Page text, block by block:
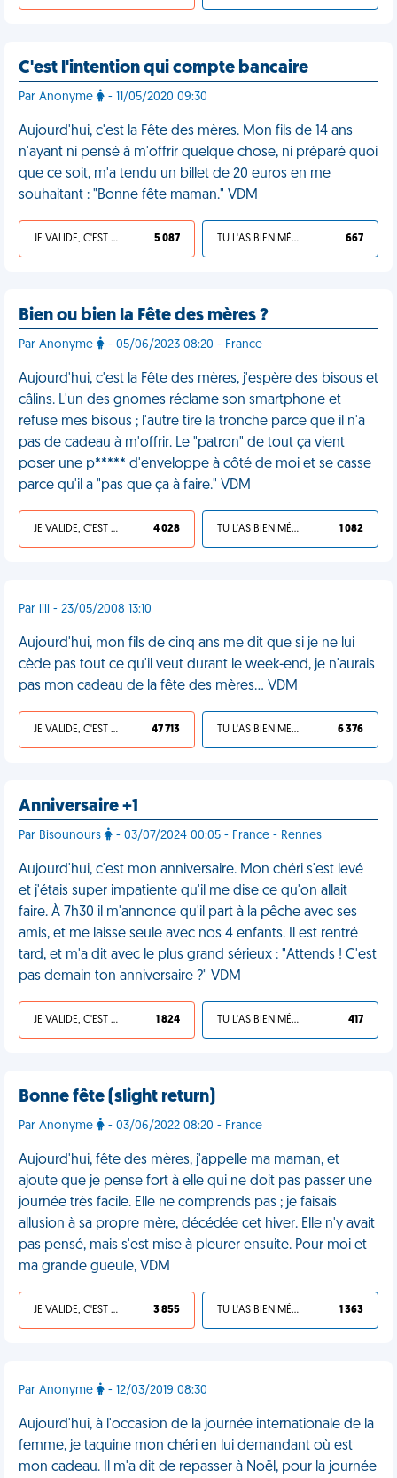
C'est l'intention qui compte bancaire
Par Anonyme - 11/05/2020 09:30
Aujourd'hui, c'est la Fête des mères. Mon fils de 14 ans
n'ayant ni pensé à m'offrir quelque chose, ni préparé quoi
que ce soit, m'a tendu un billet de 20 euros en me
souhaitant : "Bonne fête maman." VDM
JE VALIDE, C'EST UNE VDM 5 087 TU L'AS BIEN MÉRITÉ 667
Bien ou bien la Fête des mères ?
Par Anonyme - 05/06/2023 08:20 - France
Aujourd'hui, c'est la Fête des mères, j'espère des bisous et
câlins. L'un des gnomes réclame son smartphone et
refuse mes bisous ; l'autre tire la tronche parce que il n'a
pas de cadeau à m'offrir. Le "patron" de tout ça vient
poser une p***** d'enveloppe à côté de moi et se casse
parce qu'il a "pas que ça à faire." VDM
JE VALIDE, C'EST UNE VDM 4 028 TU L'AS BIEN MÉRITÉ 1 082
Par lili - 23/05/2008 13:10
Aujourd'hui, mon fils de cinq ans me dit que si je ne lui
cède pas tout ce qu'il veut durant le week-end, je n'aurais
pas mon cadeau de la fête des mères... VDM
JE VALIDE, C'EST UNE VDM 47 713 TU L'AS BIEN MÉRITÉ 6 376
Anniversaire +1
Par Bisounours - 03/07/2024 00:05 - France - Rennes
Aujourd'hui, c'est mon anniversaire. Mon chéri s'est levé
et j'étais super impatiente qu'il me dise ce qu'on allait
faire. À 7h30 il m'annonce qu'il part à la pêche avec ses
amis, et me laisse seule avec nos 4 enfants. Il est rentré
tard, et m'a dit avec le plus grand sérieux : "Attends ! C'est
pas demain ton anniversaire ?" VDM
JE VALIDE, C'EST UNE VDM 1 824 TU L'AS BIEN MÉRITÉ 417
Bonne fête (slight return)
Par Anonyme - 03/06/2022 08:20 - France
Aujourd'hui, fête des mères, j'appelle ma maman, et
ajoute que je pense fort à elle qui ne doit pas passer une
journée très facile. Elle ne comprends pas ; je faisais
allusion à sa propre mère, décédée cet hiver. Elle n'y avait
pas pensé, mais s'est mise à pleurer ensuite. Pour moi et
ma grande gueule, VDM
JE VALIDE, C'EST UNE VDM 3 855 TU L'AS BIEN MÉRITÉ 1 363
Par Anonyme - 12/03/2019 08:30
Aujourd'hui, à l'occasion de la journée internationale de la
femme, je taquine mon chéri en lui demandant où est
mon cadeau. Il m'a dit de repasser à Noël, pour la journée